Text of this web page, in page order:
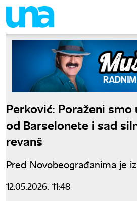
Perković: Poraženi
od Barselonete i sad
revanš
Pred Novobeograđanima je
12.05.2026. 11:48